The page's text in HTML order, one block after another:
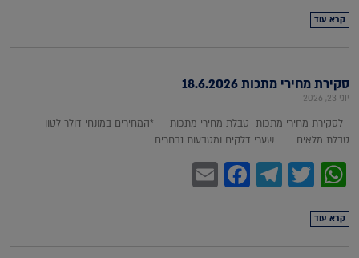
קרא עוד
סקירת מחירי מתכות 18.6.2026
יוני 23, 2026
לסקירת מחירי מתכות טבלת מחירי מתכות *המחירים במונחי דולר לטון
טבלת מלאים שערי דלקים ומטבעות נבחרים
WhatsApp
Twitter
Telegram
Facebook
קרא עוד